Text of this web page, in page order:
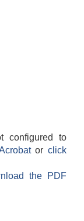
configured to
orclick
the PDF